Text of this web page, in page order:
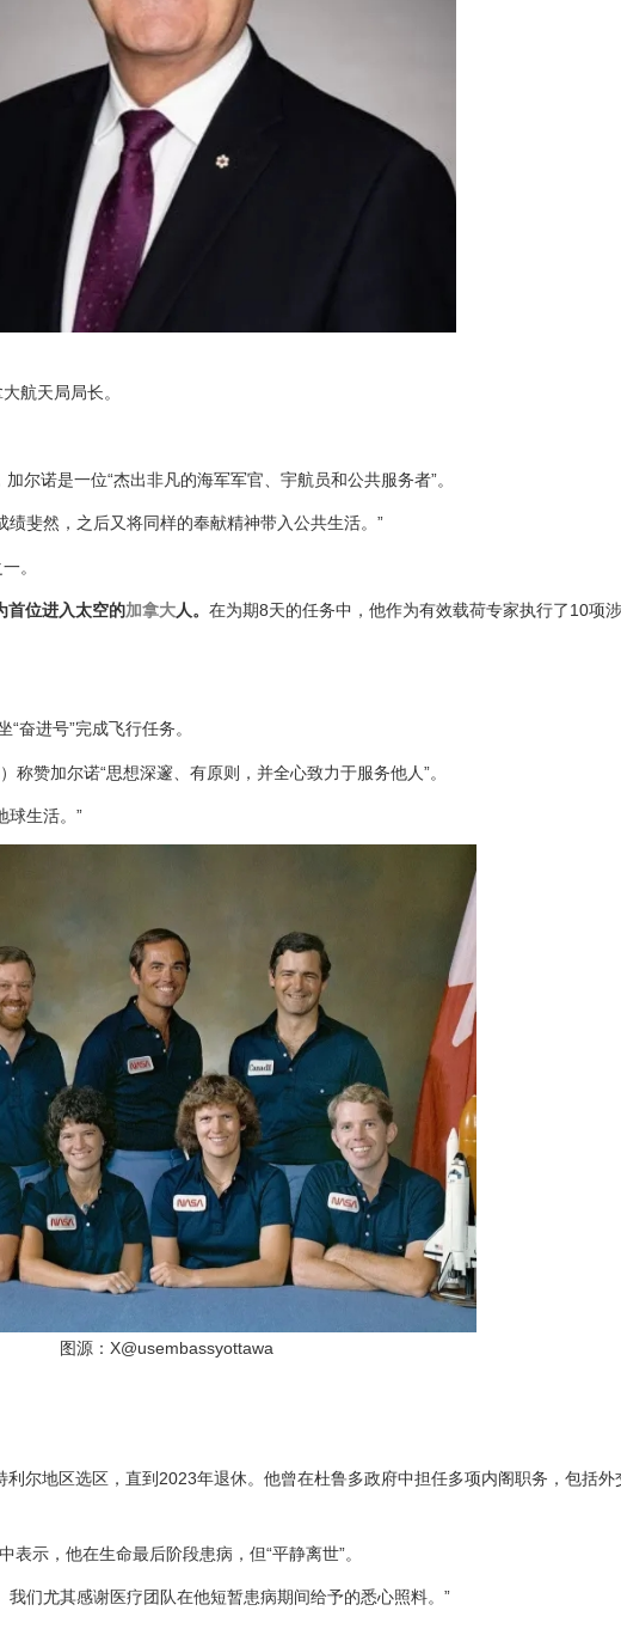
航天局局长。
尔诺是一位“杰出非凡的海军军官、宇航员和公共服务者”。
绩斐然，之后又将同样的奉献精神带入公共生活。”
。
首位进入太空的加拿大人。 在为期8天的任务中，他作为有效载荷专家执行了10项
奋进号”完成飞行任务。
赞加尔诺“思想深邃、有原则，并全心致力于服务他人”。
球生活。”
图源：X@usembassyottawa
尔地区选区，直到2023年退休。他曾在杜鲁多政府中担任多项内阁职务，包括外
示，他在生命最后阶段患病，但“平静离世”。
们尤其感谢医疗团队在他短暂患病期间给予的悉心照料。”